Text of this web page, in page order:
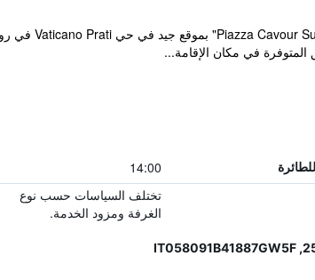
المتوفرة في مكان الإقامة...
14:00
تختلف السياسات حسب نوع
الغرفة ومزود الخدمة.